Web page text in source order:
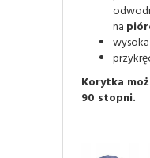
na
Korytka
90 stopni.